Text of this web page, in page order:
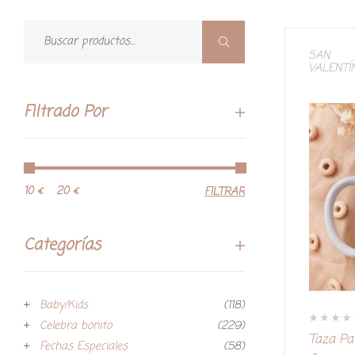
SAN
Taza
a
Filtrado Por
FILTRAR
10 € 20 €
Categorías
Baby/Kids
(118)
Celebra bonito
(229)
Fechas Especiales
(58)